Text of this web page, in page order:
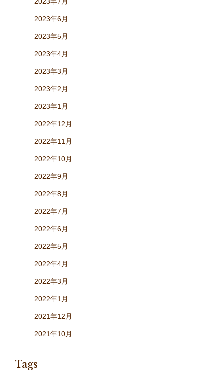
2023年7月
2023年6月
2023年5月
2023年4月
2023年3月
2023年2月
2023年1月
2022年12月
2022年11月
2022年10月
2022年9月
2022年8月
2022年7月
2022年6月
2022年5月
2022年4月
2022年3月
2022年1月
2021年12月
2021年10月
Tags